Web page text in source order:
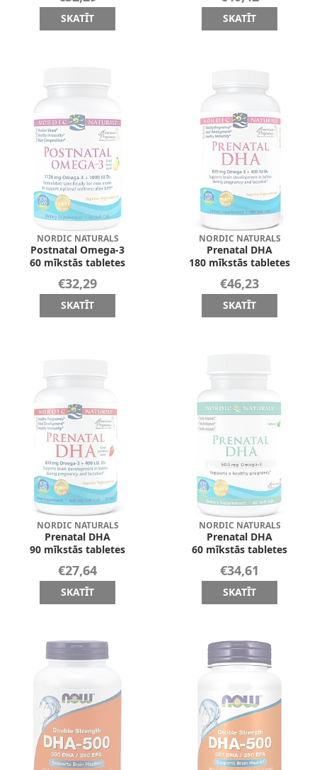
SKATĪT SKATĪT
NORDIC NATURALS
Postnatal Omega-3
60 mīkstās tabletes
€32,29
SKATĪT
NORDIC NATURALS
Prenatal DHA
180 mīkstās tabletes
€46,23
SKATĪT
NORDIC NATURALS
Prenatal DHA
90 mīkstās tabletes
€27,64
SKATĪT
NORDIC NATURALS
Prenatal DHA
60 mīkstās tabletes
€34,61
SKATĪT